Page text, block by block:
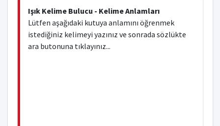
Işık Kelime Bulucu - Kelime Anlamları
Lütfen aşağıdaki kutuya anlamını öğrenmek
istediğiniz kelimeyi yazınız ve sonrada sözlükte
ara butonuna tıklayınız...